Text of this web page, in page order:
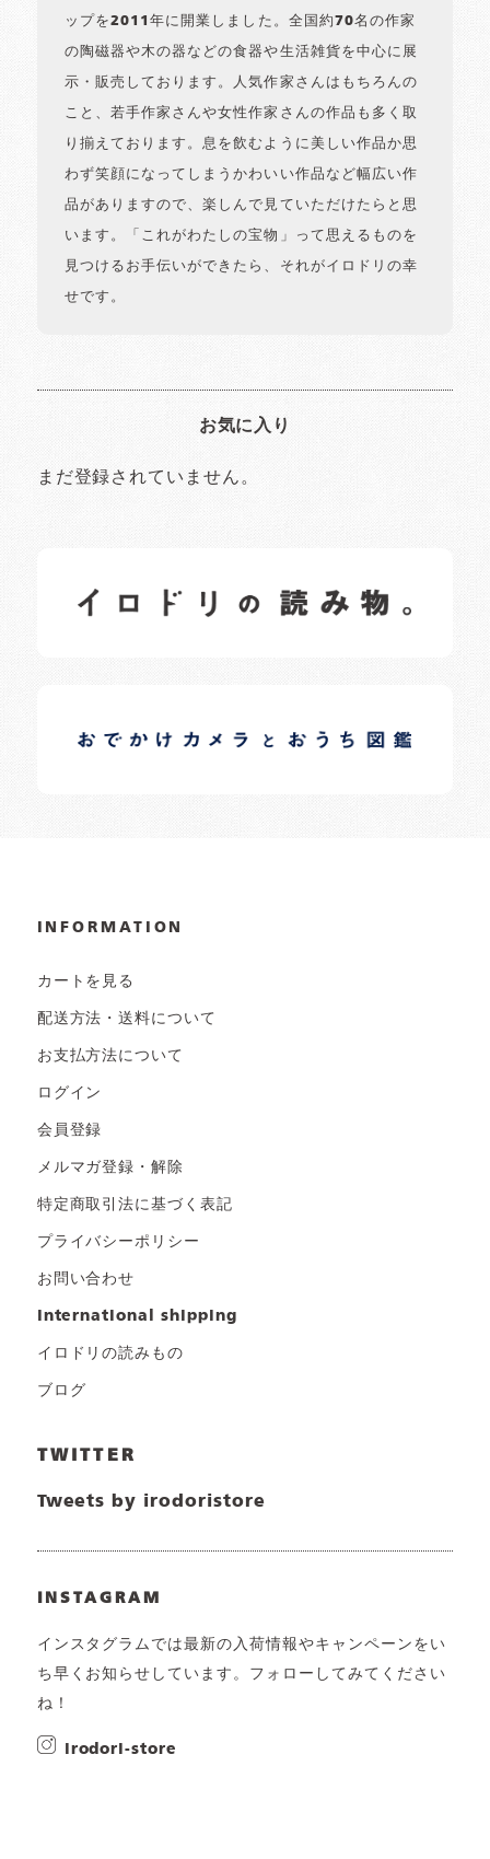
ップを2011年に開業しました。全国約70名の作家
の陶磁器や木の器などの食器や生活雑貨を中心に展
示・販売しております。人気作家さんはもちろんの
こと、若手作家さんや女性作家さんの作品も多く取
り揃えております。息を飲むように美しい作品か思
わず笑顔になってしまうかわいい作品など幅広い作
品がありますので、楽しんで見ていただけたらと思
います。「これがわたしの宝物」って思えるものを
見つけるお手伝いができたら、それがイロドリの幸
せです。
お気に入り
まだ登録されていません。
日常の様子など随時更新中です。
日常の様子など随時更新中です。
INFORMATION
カートを見る
配送方法・送料について
お支払方法について
ログイン
会員登録
メルマガ登録・解除
特定商取引法に基づく表記
プライバシーポリシー
お問い合わせ
international shipping
イロドリの読みもの
ブログ
TWITTER
Tweets by irodoristore
INSTAGRAM
インスタグラムでは最新の入荷情報やキャンペーンをい
ち早くお知らせしています。フォローしてみてください
ね！
irodori-store